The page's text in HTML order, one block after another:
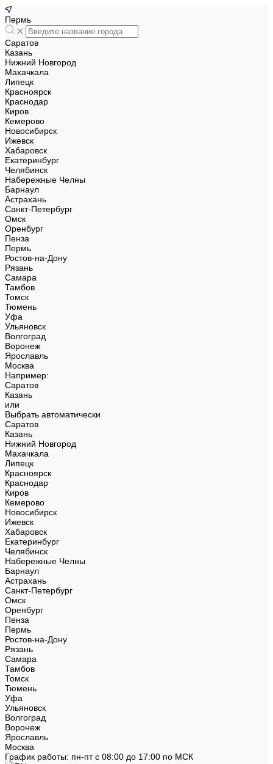
Пермь
Саратов
Казань
Нижний Новгород
Махачкала
Липецк
Красноярск
Краснодар
Киров
Кемерово
Новосибирск
Ижевск
Хабаровск
Екатеринбург
Челябинск
Набережные Челны
Барнаул
Астрахань
Санкт-Петербург
Омск
Оренбург
Пенза
Пермь
Ростов-на-Дону
Рязань
Самара
Тамбов
Томск
Тюмень
Уфа
Ульяновск
Волгоград
Воронеж
Ярославль
Москва
Например:
Саратов
Казань
или
Выбрать автоматически
Саратов
Казань
Нижний Новгород
Махачкала
Липецк
Красноярск
Краснодар
Киров
Кемерово
Новосибирск
Ижевск
Хабаровск
Екатеринбург
Челябинск
Набережные Челны
Барнаул
Астрахань
Санкт-Петербург
Омск
Оренбург
Пенза
Пермь
Ростов-на-Дону
Рязань
Самара
Тамбов
Томск
Тюмень
Уфа
Ульяновск
Волгоград
Воронеж
Ярославль
Москва
График работы: пн-пт с 08:00 до 17:00 по МСК